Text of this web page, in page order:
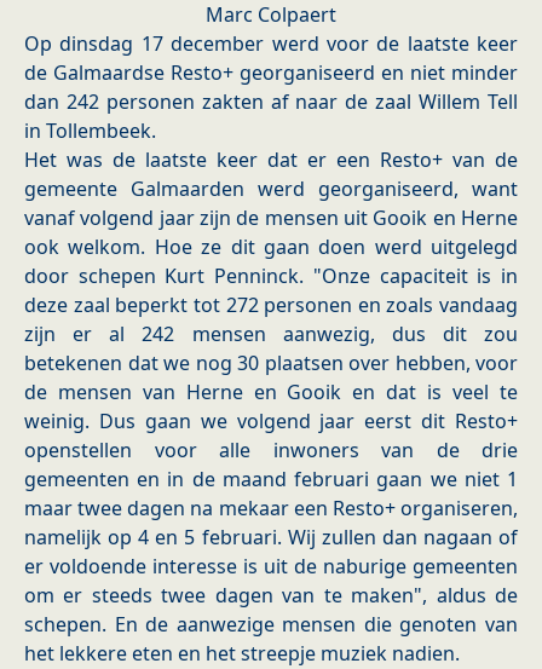
Marc Colpaert
Op dinsdag 17 december werd voor de laatste keer
de Galmaardse Resto+ georganiseerd en niet minder
dan 242 personen zakten af naar de zaal Willem Tell
in Tollembeek.
Het was de laatste keer dat er een Resto+ van de
gemeente Galmaarden werd georganiseerd, want
vanaf volgend jaar zijn de mensen uit Gooik en Herne
ook welkom. Hoe ze dit gaan doen werd uitgelegd
door schepen Kurt Penninck. "Onze capaciteit is in
deze zaal beperkt tot 272 personen en zoals vandaag
zijn er al 242 mensen aanwezig, dus dit zou
betekenen dat we nog 30 plaatsen over hebben, voor
de mensen van Herne en Gooik en dat is veel te
weinig. Dus gaan we volgend jaar eerst dit Resto+
openstellen voor alle inwoners van de drie
gemeenten en in de maand februari gaan we niet 1
maar twee dagen na mekaar een Resto+ organiseren,
namelijk op 4 en 5 februari. Wij zullen dan nagaan of
er voldoende interesse is uit de naburige gemeenten
om er steeds twee dagen van te maken", aldus de
schepen. En de aanwezige mensen die genoten van
het lekkere eten en het streepje muziek nadien.